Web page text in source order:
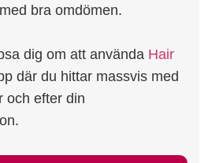
bra omdömen.
dig om att använda Hair
där du hittar massvis med
och efter din